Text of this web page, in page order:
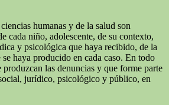
humanas y de la salud son
cada niño, adolescente, de su contexto,
y psicológica que haya recibido, de la
haya producido en cada caso. En todo
produzcan las denuncias y que forme parte
jurídico, psicológico y público, en